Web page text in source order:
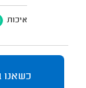
איכות
כשאנו